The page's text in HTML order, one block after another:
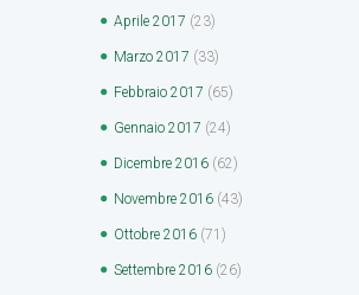
Aprile 2017 (23)
Marzo 2017 (33)
Febbraio 2017 (65)
Gennaio 2017 (24)
Dicembre 2016 (62)
Novembre 2016 (43)
Ottobre 2016 (71)
Settembre 2016 (26)